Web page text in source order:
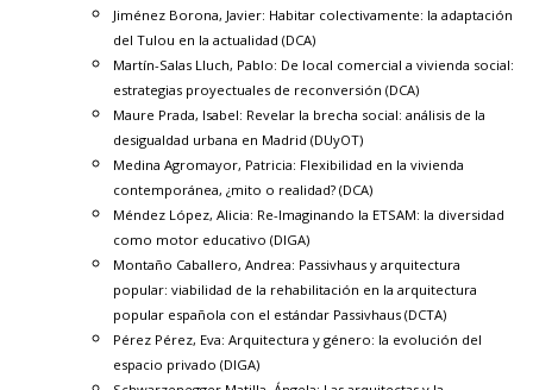
Jiménez Borona, Javier: Habitar colectivamente: la adaptación
del Tulou en la actualidad (DCA)
Martín-Salas Lluch, Pablo: De local comercial a vivienda social:
estrategias proyectuales de reconversión (DCA)
Maure Prada, Isabel: Revelar la brecha social: análisis de la
desigualdad urbana en Madrid (DUyOT)
Medina Agromayor, Patricia: Flexibilidad en la vivienda
contemporánea, ¿mito o realidad? (DCA)
Méndez López, Alicia: Re-Imaginando la ETSAM: la diversidad
como motor educativo (DIGA)
Montaño Caballero, Andrea: Passivhaus y arquitectura
popular: viabilidad de la rehabilitación en la arquitectura
popular española con el estándar Passivhaus (DCTA)
Pérez Pérez, Eva: Arquitectura y género: la evolución del
espacio privado (DIGA)